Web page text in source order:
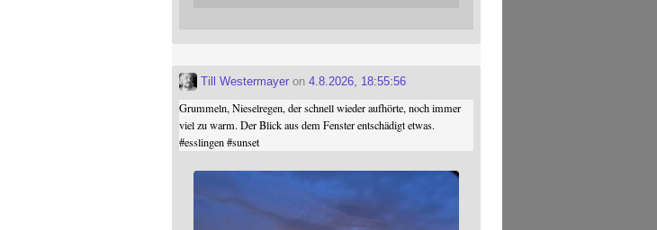
Till Westermayer on4.8.2026, 18:55:56
Grummeln, Nieselregen, der schnell wieder aufhörte, noch immer
viel zu warm. Der Blick aus dem Fenster entschädigt etwas.
#esslingen #sunset